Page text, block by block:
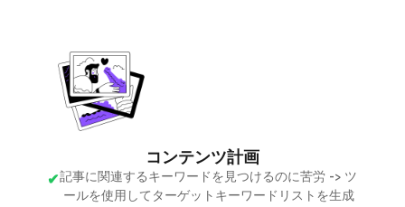
コンテンツ計画
記事に関連するキーワードを見つけるのに苦労 -> ツ
ールを使用してターゲットキーワードリストを生成